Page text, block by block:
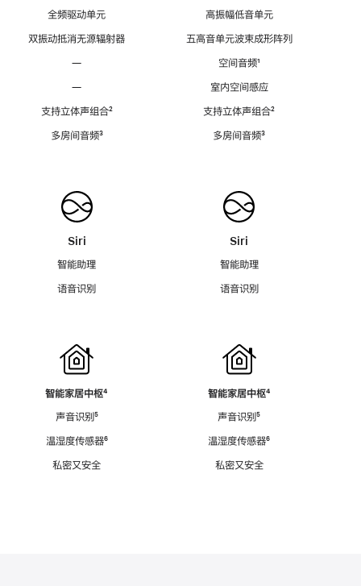
全频驱动单元
双振动抵消无源辐射器
—
—
支持立体声组合脚
²
多房间音频脚
³
Siri
智能助理
语音识别
智能家居中枢脚
⁴
声音识别脚
⁵
温湿度传感器脚
⁶
私密又安全
高振幅低音单元
五高音单元波束成形阵列
空间音频脚
¹
室内空间感应
支持立体声组合脚
²
多房间音频脚
³
Siri
智能助理
语音识别
智能家居中枢脚
⁴
声音识别脚
⁵
温湿度传感器脚
⁶
私密又安全